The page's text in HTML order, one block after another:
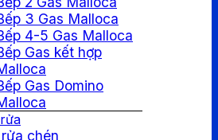
3 Gas Malloca
4-5 Gas Malloca
Gas kết hợp
Gas Domino
chén